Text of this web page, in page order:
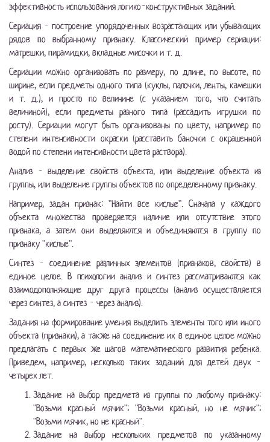
эффективность использования логико-конструктивных заданий.
Сериация - построение упорядоченных возрастающих или убывающих
рядов по выбранному признаку. Классический пример сериации:
матрешки, пирамидки, вкладные мисочки и т. д.
Сериации можно организовать по размеру, по длине, по высоте, по
ширине, если предметы одного типа (куклы, палочки, ленты, камешки
и т. д.), и просто по величине (с указанием того, что считать
величиной), если предметы разного типа (рассадить игрушки по
росту). Сериации могут быть организованы по цвету, например по
степени интенсивности окраски (расставить баночки с окрашенной
водой по степени интенсивности цвета раствора).
Анализ - выделение свойств объекта, или выделение объекта из
группы, или выделение группы объектов по определенному признаку.
Например, задан признак: "Найти все кислые". Сначала у каждого
объекта множества проверяется наличие или отсутствие этого
признака, а затем они выделяются и объединяются в группу по
признаку "кислые".
Синтез - соединение различных элементов (признаков, свойств) в
единое целое. В психологии анализ и синтез рассматриваются как
взаимодополняющие друг друга процессы (анализ осуществляется
через синтез, а синтез - через анализ).
Задания на формирование умения выделить элементы того или иного
объекта (признаки), а также на соединение их в единое целое можно
предлагать с первых же шагов математического развития ребенка.
Приведем, например, несколько таких заданий для детей двух -
четырех лет.
Задание на выбор предмета из группы по любому признаку:
"Возьми красный мячик"; "Возьми красный, но не мячик";
"Возьми мячик, но не красный".
Задание на выбор нескольких предметов по указанному